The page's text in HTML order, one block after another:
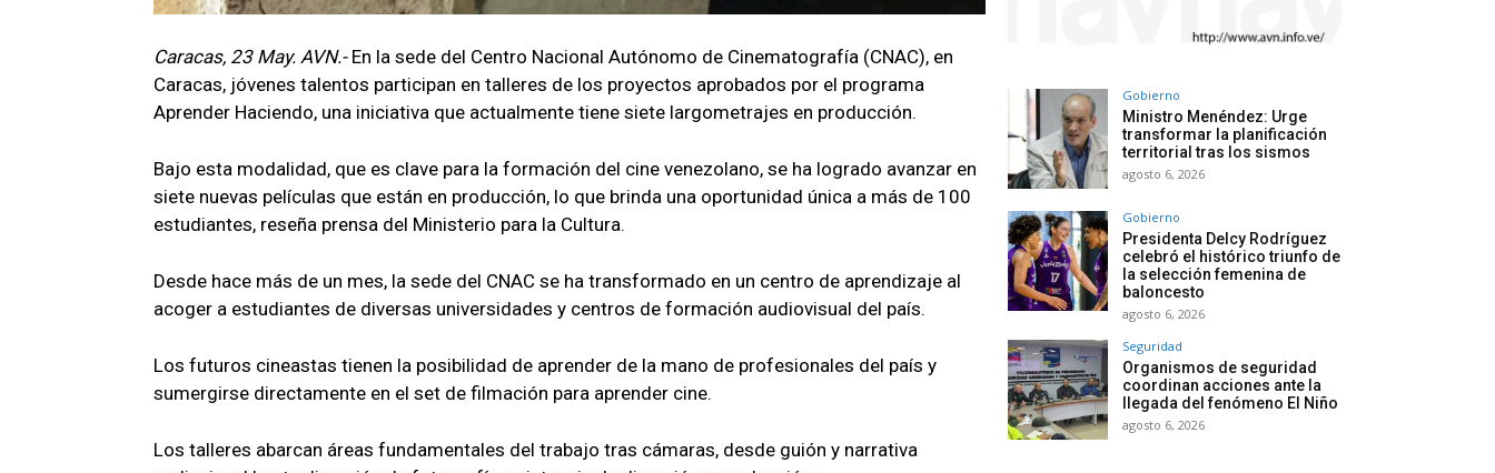
Caracas, 23 May. AVN.- En la sede del Centro Nacional Autónomo de Cinematografía (CNAC), en
Caracas, jóvenes talentos participan en talleres de los proyectos aprobados por el programa
Aprender Haciendo, una iniciativa que actualmente tiene siete largometrajes en producción.
Bajo esta modalidad, que es clave para la formación del cine venezolano, se ha logrado avanzar en
siete nuevas películas que están en producción, lo que brinda una oportunidad única a más de 100
estudiantes, reseña prensa del Ministerio para la Cultura.
Desde hace más de un mes, la sede del CNAC se ha transformado en un centro de aprendizaje al
acoger a estudiantes de diversas universidades y centros de formación audiovisual del país.
Los futuros cineastas tienen la posibilidad de aprender de la mano de profesionales del país y
sumergirse directamente en el set de filmación para aprender cine.
Los talleres abarcan áreas fundamentales del trabajo tras cámaras, desde guión y narrativa
Gobierno
Ministro Menéndez: Urge
transformar la planificación
territorial tras los sismos
agosto 6, 2026
Gobierno
Presidenta Delcy Rodríguez
celebró el histórico triunfo de
la selección femenina de
baloncesto
agosto 6, 2026
Seguridad
Organismos de seguridad
coordinan acciones ante la
llegada del fenómeno El Niño
agosto 6, 2026